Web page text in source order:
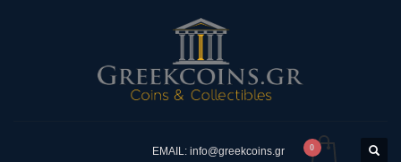
EMAIL: info@greekcoins.gr